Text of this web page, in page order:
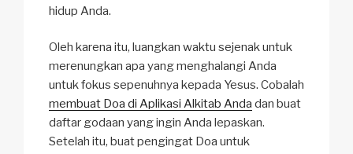
hidup Anda.
Oleh karena itu, luangkan waktu sejenak untuk
merenungkan apa yang menghalangi Anda
untuk fokus sepenuhnya kepada Yesus. Cobalah
membuat Doa di Aplikasi Alkitab Anda dan buat
daftar godaan yang ingin Anda lepaskan.
Setelah itu, buat pengingat Doa untuk